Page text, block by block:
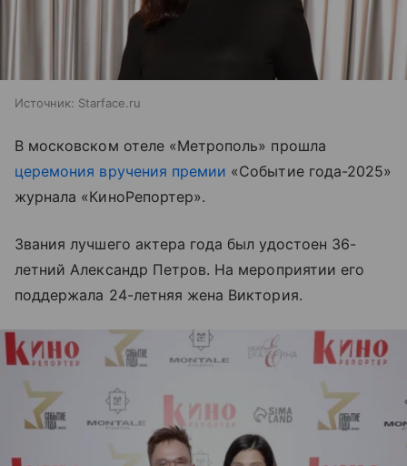
Источник: Starface.ru
В московском отеле «Метрополь» прошла
церемония вручения премии «Событие года-2025»
журнала «КиноРепортер».
Звания лучшего актера года был удостоен 36-
летний Александр Петров. На мероприятии его
поддержала 24-летняя жена Виктория.